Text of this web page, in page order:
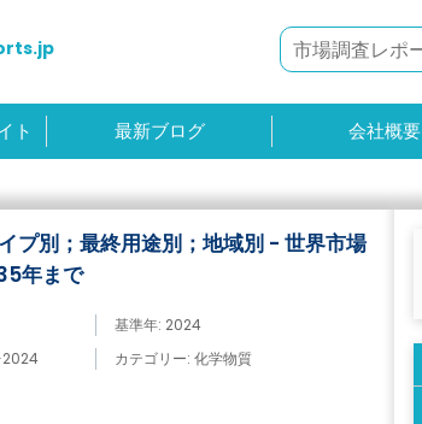
ト 最新ブログ 会社概要
プ別；最終用途別；地域別 - 世界市場
年まで
基準年: 2024
カテゴリー: 化学物質